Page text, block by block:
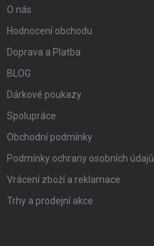
O nás
Hodnocení obchodu
Doprava a Platba
BLOG
Dárkové poukazy
Spolupráce
Obchodní podmínky
Podmínky ochrany osobních údajů
Vrácení zboží a reklamace
Trhy a prodejní akce